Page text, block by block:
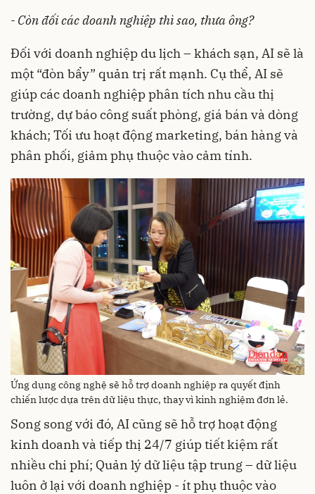
- Còn đối các doanh nghiệp thì sao, thưa ông?
Đối với doanh nghiệp du lịch – khách sạn, AI sẽ là
một “đòn bẩy” quản trị rất mạnh. Cụ thể, AI sẽ
giúp các doanh nghiệp phân tích nhu cầu thị
trường, dự báo công suất phòng, giá bán và dòng
khách; Tối ưu hoạt động marketing, bán hàng và
phân phối, giảm phụ thuộc vào cảm tính.
Ứng dụng công nghệ sẽ hỗ trợ doanh nghiệp ra quyết định
chiến lược dựa trên dữ liệu thực, thay vì kinh nghiệm đơn lẻ.
Song song với đó, AI cũng sẽ hỗ trợhoạt động
kinh doanh và tiếp thị 24/7 giúp tiết kiệm rất
nhiều chi phí; Quản lý dữ liệu tập trung – dữ liệu
luôn ở lại với doanh nghiệp - ít phụ thuộc vào